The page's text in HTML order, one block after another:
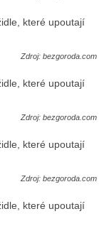
Zdroj: bezgoroda.com
Zdroj: bezgoroda.com
Zdroj: bezgoroda.com